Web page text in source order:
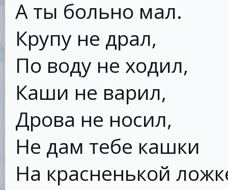
А ты больно мал.
Крупу не драл,
По воду не ходил,
Каши не варил,
Дрова не носил,
Не дам тебе кашки
На красненькой